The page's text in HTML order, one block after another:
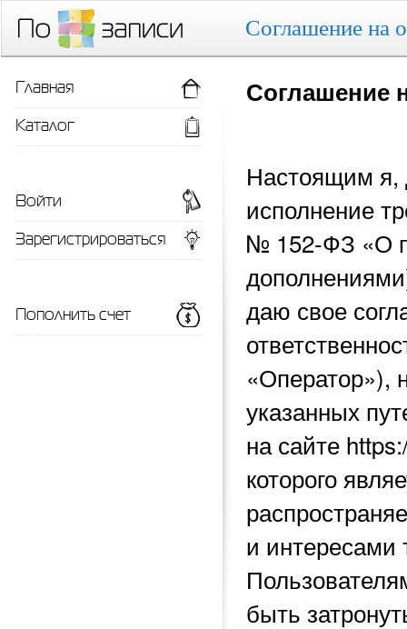
Соглашение на
Соглашение
Настоящим я,
исполнение
№ 152-ФЗ «О
даю свое
«Оператор»),
указанных
на сайте
которого
и
быть
Главная
Каталог
Войти
Зарегистрироваться
Пополнить счет